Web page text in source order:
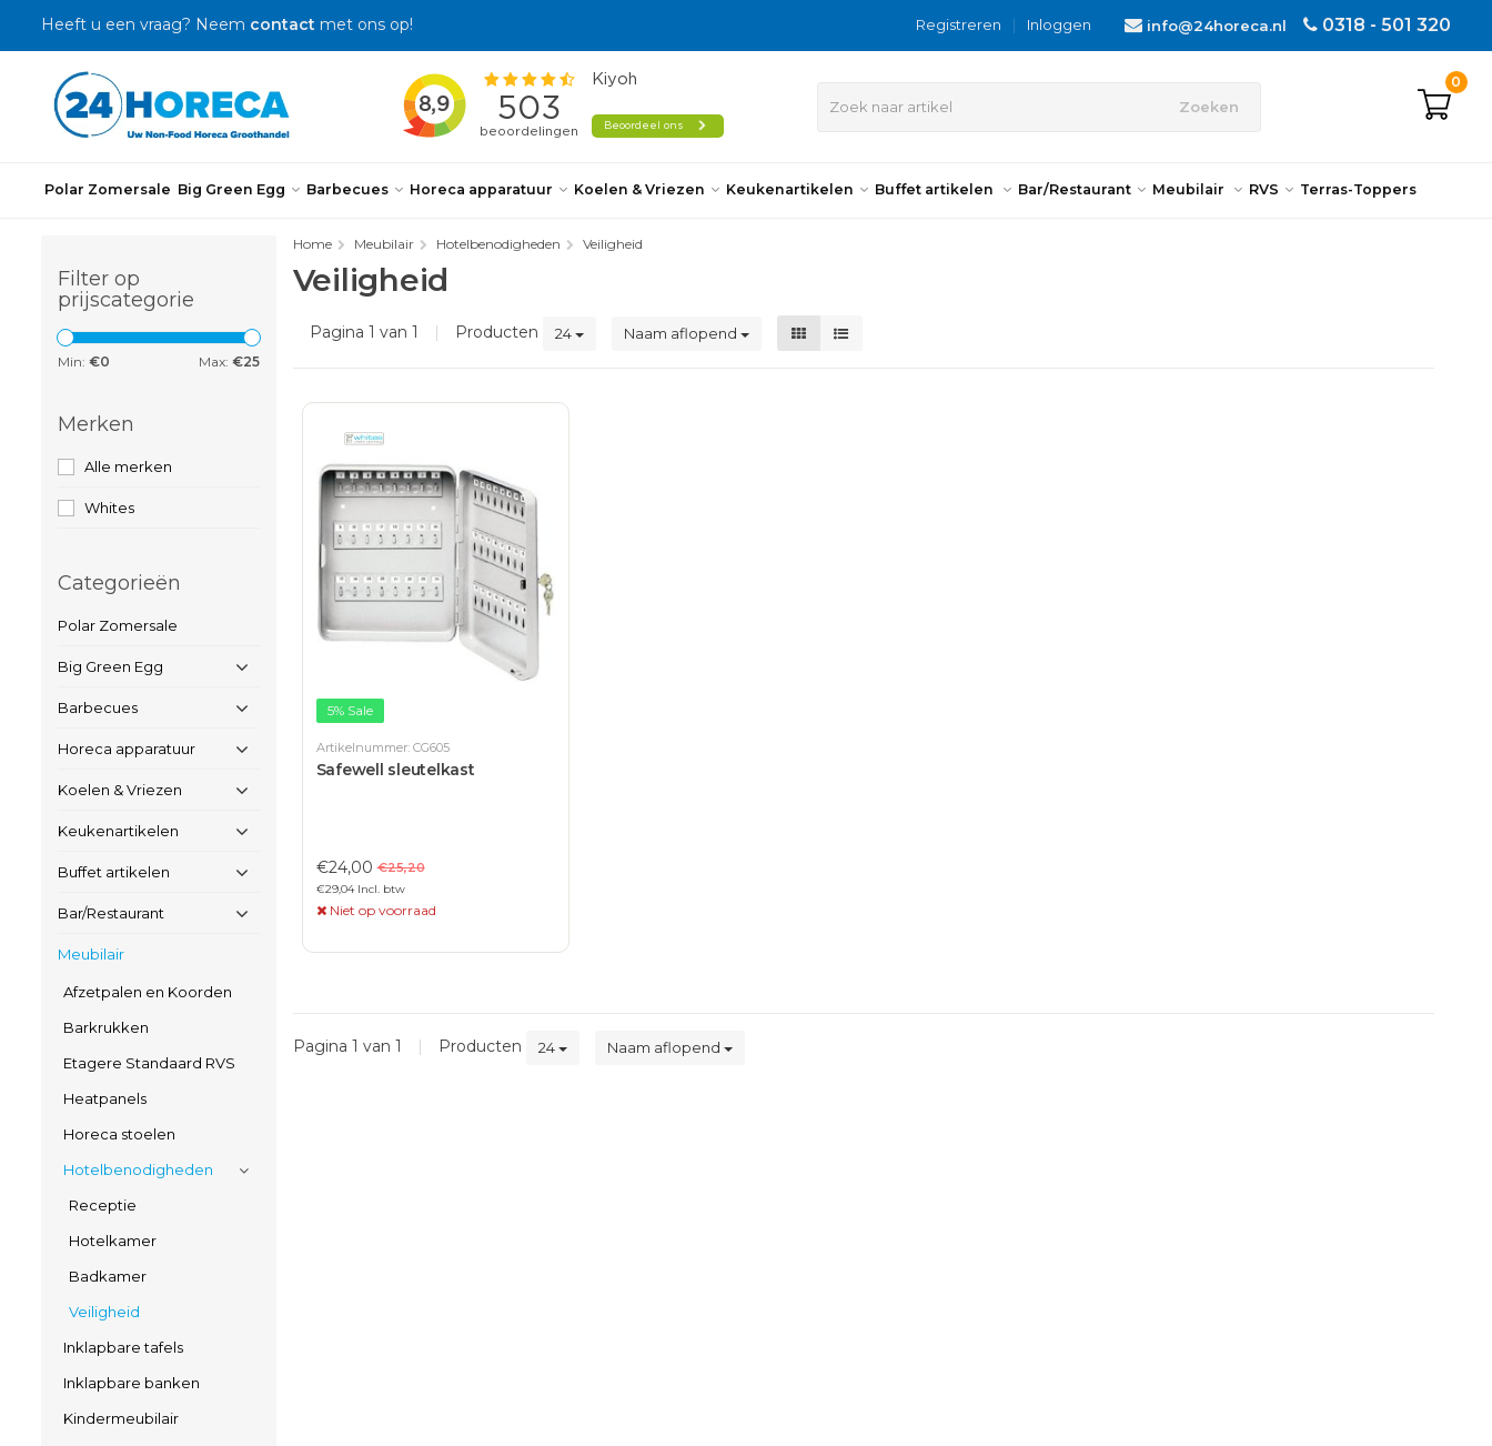
Heeft u een vraag? Neem contact met ons op! 0318 - 501 320
info@24horeca.nl
Inloggen
|
Registreren
Zoeken
0
Polar Zomersale Big Green Egg Barbecues Horeca apparatuur Koelen & Vriezen Keukenartikelen Buffet artikelen Bar/Restaurant Meubilair RVS Terras-Toppers
Filter op
prijscategorie
Min: €0 Max: €25
Merken
Alle merken
Whites
Categorieën
Polar Zomersale
Big Green Egg
Barbecues
Horeca apparatuur
Koelen & Vriezen
Keukenartikelen
Buffet artikelen
Bar/Restaurant
Meubilair
Afzetpalen en Koorden
Barkrukken
Etagere Standaard RVS
Heatpanels
Horeca stoelen
Hotelbenodigheden
Receptie
Hotelkamer
Badkamer
Veiligheid
Inklapbare tafels
Inklapbare banken
Kindermeubilair
Home Meubilair Hotelbenodigheden Veiligheid
Veiligheid
Pagina 1 van 1 | Producten 24 Naam aflopend
5% Sale
Artikelnummer: CG605
Safewell sleutelkast
€24,00 €25,20
€29,04 Incl. btw
Niet op voorraad
Pagina 1 van 1 | Producten 24 Naam aflopend